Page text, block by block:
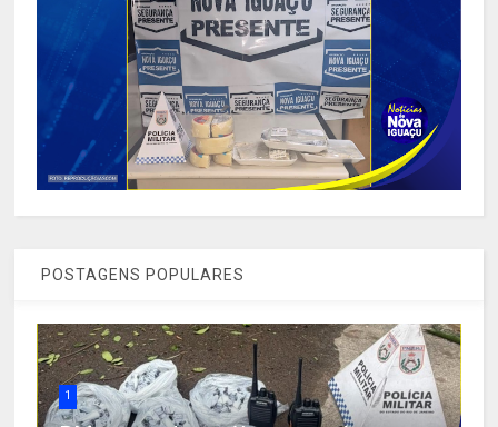
POSTAGENS POPULARES
1